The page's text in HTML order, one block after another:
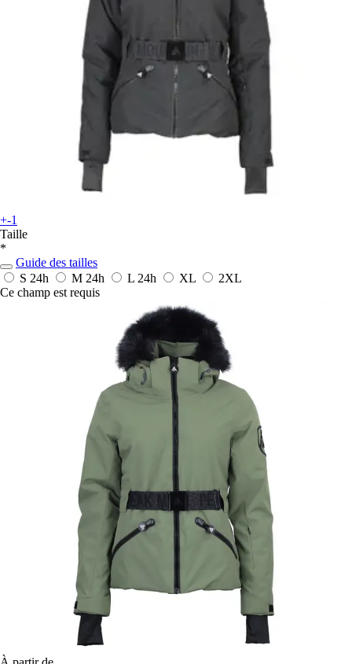
+-1
Taille
*
Guide des tailles
S 24h M 24h L 24h XL
2XL
Ce champ est requis